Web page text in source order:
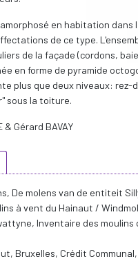
en habitation dans
de ce type.
de la façade (cordons,
en forme de pyramide
plus que deux niveaux:
sous la toiture.
& Gérard BAVAY
De molens van de entiteit
à vent du Hainaut /
Inventaire des moulins
Bruxelles, Crédit Communal,